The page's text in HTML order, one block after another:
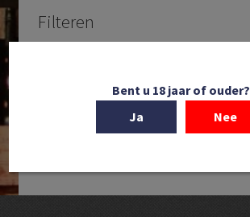
Filteren
Bent u 18 jaar of ouder?
Ja
Nee